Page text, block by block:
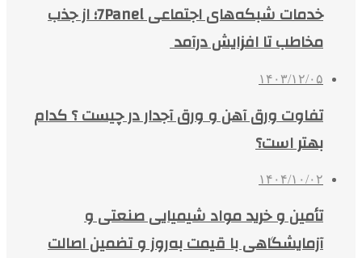
خدمات شبکه‌های اجتماعی 7Panel؛ از جذب
مخاطب تا افزایش درآمد
۱۴۰۳/۱۲/۰۵
تفاوت ورق آهن و ورق آجدار در چیست ؟ کدام
بهتر است؟
۱۴۰۴/۱۰/۰۲
تأمین و خرید مواد شیمیایی صنعتی و
آزمایشگاهی با قیمت به‌روز و تضمین اصالت